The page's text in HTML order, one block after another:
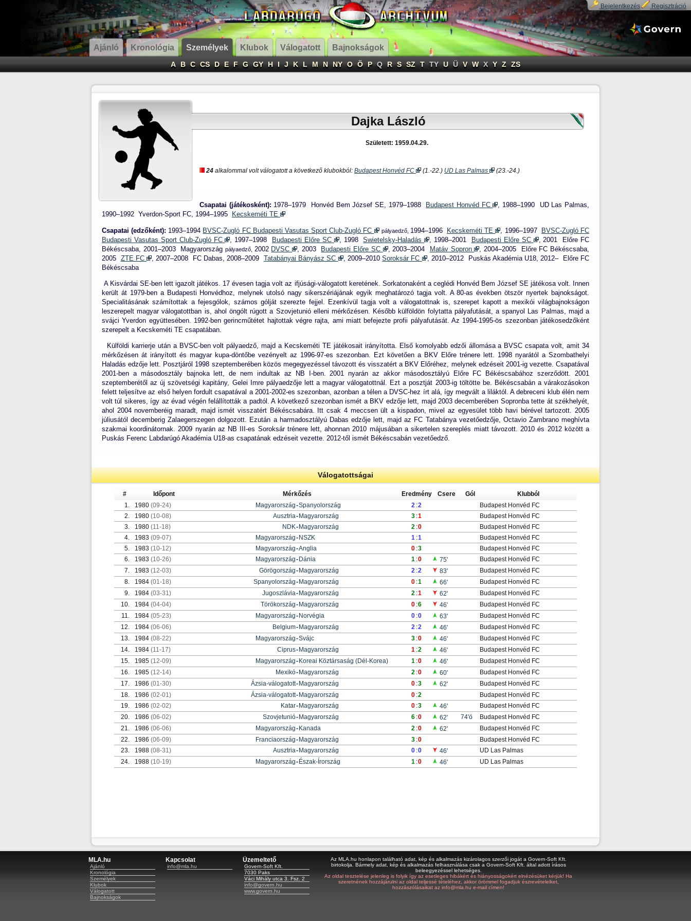
Bejelentkezés Regisztráció
Ajánló Kronológia Személyek Klubok Válogatott Bajnokságok
A B C CS D E F G GY H I J K L M N NY O Ö P Q R S SZ T TY U Ü V W X Y Z ZS
Dajka László
Született: 1959.04.29.
24 alkalommal volt válogatott a következő klubokból: Budapest Honvéd FC (1.-22.) UD Las Palmas (23.-24.)
Csapatai (játékosként): 1978–1979 Honvéd Bem József SE, 1979–1988 Budapest Honvéd FC
, 1988–1990 UD Las Palmas,
1990–1992 Yverdon-Sport FC, 1994–1995 Kecskeméti TE
Csapatai (edzőként): 1993–1994 BVSC-Zugló FC Budapesti Vasutas Sport Club-Zugló FC pályaedző, 1994–1996 Kecskeméti TE , 1996–1997 BVSC-Zugló FC
Budapesti Vasutas Sport Club-Zugló FC
, 1997–1998 Budapesti Előre SC , 1998Swietelsky-Haladás , 1998–2001 Budapesti Előre SC
, 2001 Előre FC
Békéscsaba, 2001–2003 Magyarország pályaedző, 2002 DVSC , 2003 Budapesti Előre SC , 2003–2004 Matáv Sopron
, 2004–2005 Előre FC Békéscsaba,
2005 ZTE FC , 2007–2008 FC Dabas, 2008–2009 Tatabányai Bányász SC , 2009–2010Soroksár FC
, 2010–2012 Puskás Akadémia U18, 2012– Előre FC
Békéscsaba
A Kisvárdai SE-ben lett igazolt játékos. 17 évesen tagja volt az ifjúsági-válogatott keretének. Sorkatonaként a ceglédi Honvéd Bem József SE játékosa volt. Innen
került át 1979-ben a Budapesti Honvédhoz, melynek utolsó nagy sikerszériájának egyik meghatározó tagja volt. A 80-as években ötször nyertek bajnokságot.
Specialitásának számítottak a fejesgólok, számos gólját szerezte fejjel. Ezenkívül tagja volt a válogatottnak is, szerepet kapott a mexikói világbajnokságon
leszerepelt magyar válogatottban is, ahol öngólt rúgott a Szovjetunió elleni mérkőzésen. Később külföldön folytatta pályafutását, a spanyol Las Palmas, majd a
svájci Yverdon együttesében. 1992-ben gerincműtétet hajtottak végre rajta, ami miatt befejezte profii pályafutását. Az 1994-1995-ös szezonban játékosedzőként
szerepelt a Kecskeméti TE csapatában.
Külföldi karrierje után a BVSC-ben volt pályaedző, majd a Kecskeméti TE játékosait irányította. Első komolyabb edzői állomása a BVSC csapata volt, amit 34
mérkőzésen át irányított és magyar kupa-döntőbe vezényelt az 1996-97-es szezonban. Ezt követően a BKV Előre trénere lett. 1998 nyarától a Szombathelyi
Haladás edzője lett. Posztjáról 1998 szeptemberében közös megegyezéssel távozott és visszatért a BKV Előréhez, melynek edzéseit 2001-ig vezette. Csapatával
2001-ben a másodosztály bajnoka lett, de nem indultak az NB I-ben. 2001 nyarán az akkor másodosztályú Előre FC Békéscsabához szerződött. 2001
szeptemberétől az új szövetségi kapitány, Gelei Imrepályaedzője lett a magyar válogatottnál. Ezt a posztját 2003-ig töltötte be. Békéscsabán a várakozásokon
felett teljesítve az első helyen fordult csapatával a 2001-2002-es szezonban, azonban a télen a DVSC-hez írt alá, így megvált a liláktól. A debreceni klub élén nem
volt túl sikeres, így az évad végén felállították a padtól. A következő szezonban ismét a BKV edzője lett, majd 2003 decemberében Sopronba tette át székhelyét,
ahol 2004 novemberéig maradt, majd ismét visszatért Békéscsabára. Itt csak 4 meccsen ült a kispadon, mivel az egyesület több havi bérével tartozott. 2005
júliusától decemberig Zalaegerszegen dolgozott. Ezután a harmadosztályú Dabas edzője lett, majd az FC Tatabánya vezetőedzője, Octavio Zambrano meghívta
szakmai koordinátornak. 2009 nyarán az NB III-es Soroksár trénere lett, ahonnan 2010 májusában a sikertelen szereplés miatt távozott. 2010 és 2012 között a
Puskás Ferenc Labdarúgó AkadémiaU18-as csapatának edzéseit vezette. 2012-től ismét Békéscsabán vezetőedző.
Válogatottságai
# Időpont Mérkőzés Eredmény Csere Gól
Klubból
1.
1980 (09-24) Magyarország-Spanyolország 2 :2
Budapest Honvéd FC
2.
1980 (10-08) Ausztria-Magyarország 3 :1
Budapest Honvéd FC
3.
1980 (11-18) NDK-Magyarország 2 :0
Budapest Honvéd FC
4.
1983 (09-07) Magyarország-NSZK 1 :1
Budapest Honvéd FC
5.
1983 (10-12) Magyarország-Anglia 0 :3
Budapest Honvéd FC
6.
1983 (10-26) Magyarország-Dánia 1 :0 75'
Budapest Honvéd FC
7.
1983 (12-03) Görögország-Magyarország 2 :2 83'
Budapest Honvéd FC
8.
1984 (01-18) Spanyolország-Magyarország 0 :1 66'
Budapest Honvéd FC
9.
1984 (03-31) Jugoszlávia-Magyarország 2 :1 62'
Budapest Honvéd FC
10.
1984 (04-04) Törökország-Magyarország 0 :6 46'
Budapest Honvéd FC
11.
1984 (05-23) Magyarország-Norvégia 0 :0 63'
Budapest Honvéd FC
12.
1984 (06-06) Belgium-Magyarország 2 :2 46'
Budapest Honvéd FC
13.
1984 (08-22) Magyarország-Svájc 3 :0 46'
Budapest Honvéd FC
14.
1984 (11-17) Ciprus-Magyarország 1 :2 46'
Budapest Honvéd FC
15.
1985 (12-09) Magyarország-Koreai Köztársaság (Dél-Korea) 1 :0 46'
Budapest Honvéd FC
16.
1985 (12-14) Mexikó-Magyarország 2 :0 60'
Budapest Honvéd FC
17.
1986 (01-30) Ázsia-válogatott-Magyarország 0 :3 62'
Budapest Honvéd FC
18.
1986 (02-01) Ázsia-válogatott-Magyarország 0 :2
Budapest Honvéd FC
19.
1986 (02-02) Katar-Magyarország 0 :3 46'
Budapest Honvéd FC
20.
1986 (06-02) Szovjetunió-Magyarország 6 :0 62' 74'ö
Budapest Honvéd FC
21.
1986 (06-06) Magyarország-Kanada 2 :0 62'
Budapest Honvéd FC
22.
1986 (06-09) Franciaország-Magyarország 3 :0
Budapest Honvéd FC
23.
1988 (08-31) Ausztria-Magyarország 0 :0 46'
UD Las Palmas
24.
1988 (10-19) Magyarország-Észak-Írország 1 :0 46' UD Las Palmas
MLA.hu
Ajánló
Kronológia
Személyek
Klubok
Válogatott
Bajnokságok
Kapcsolat
info@mla.hu
Üzemeltető
Govern-Soft Kft.
7030 Paks
Váci Mihály utca 3. Fsz. 2
info@govern.hu
www.govern.hu
Az MLA.hu honlapon található adat, kép és alkalmazás kizárolagos szerzői jogát a Govern-Soft Kft.
birtokolja. Bármely adat, kép és alkalmazás felhasználása csak a Govern-Soft Kft. által adott írásos
beleegyezéssel lehetséges.
Az oldal tesztelése jelenleg is folyik így az esetleges hibákért és hiányosságokért elnézésüket kérjük! Ha
szeretnének hozzájárulni az oldal teljessé tételéhez, akkor örömmel fogadjuk észrevételeiket,
hozzászólásaikat az info@mla.hu e-mail címen!